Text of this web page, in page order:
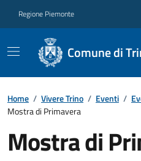
Regione Piemonte
Comune di
Home / Vivere Trino / Eventi /
Mostra di Primavera
Mostra di